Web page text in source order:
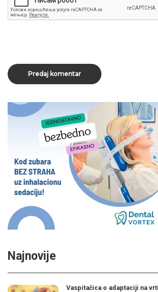
Najnovije
Vaspitačica o adaptaciji na